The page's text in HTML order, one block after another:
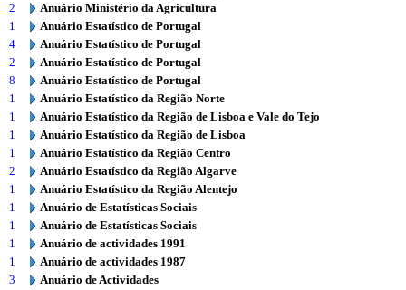
2
Anuário Ministério da Agricultura
1
Anuário Estatístico de Portugal
4
Anuário Estatístico de Portugal
2
Anuário Estatístico de Portugal
8
Anuário Estatístico de Portugal
1
Anuário Estatístico da Região Norte
1
Anuário Estatístico da Região de Lisboa e Vale do Tejo
1
Anuário Estatístico da Região de Lisboa
1
Anuário Estatístico da Região Centro
2
Anuário Estatístico da Região Algarve
1
Anuário Estatístico da Região Alentejo
1
Anuário de Estatísticas Sociais
1
Anuário de Estatísticas Sociais
1
Anuário de actividades 1991
1
Anuário de actividades 1987
3
Anuário de Actividades